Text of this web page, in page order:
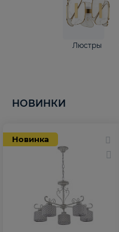
Люстры
НОВИНКИ
Новинка